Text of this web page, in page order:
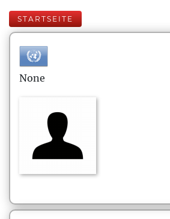
STARTSEITE
None